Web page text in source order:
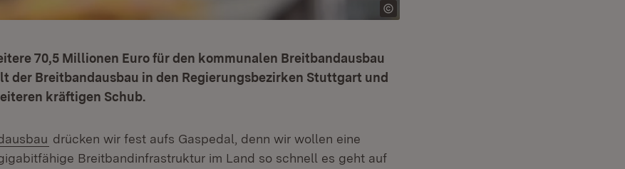
70,5 Millionen Euro für den kommunalen Breitbandausbau
der Breitbandausbau in den Regierungsbezirken Stuttgart und
kräftigen Schub.
(Öffnet in neuem Fenster)
drücken wir fest aufs Gaspedal, denn wir wollen eine
Breitbandinfrastruktur im Land so schnell es geht auf